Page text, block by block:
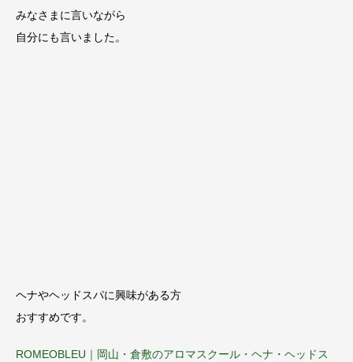
みなさまに言いながら
自分にも言いました。
ヘナやヘッドスパに興味がある方
おすすめです。
ROMEOBLEU｜岡山・倉敷のアロマスクール・ヘナ・ヘッドス